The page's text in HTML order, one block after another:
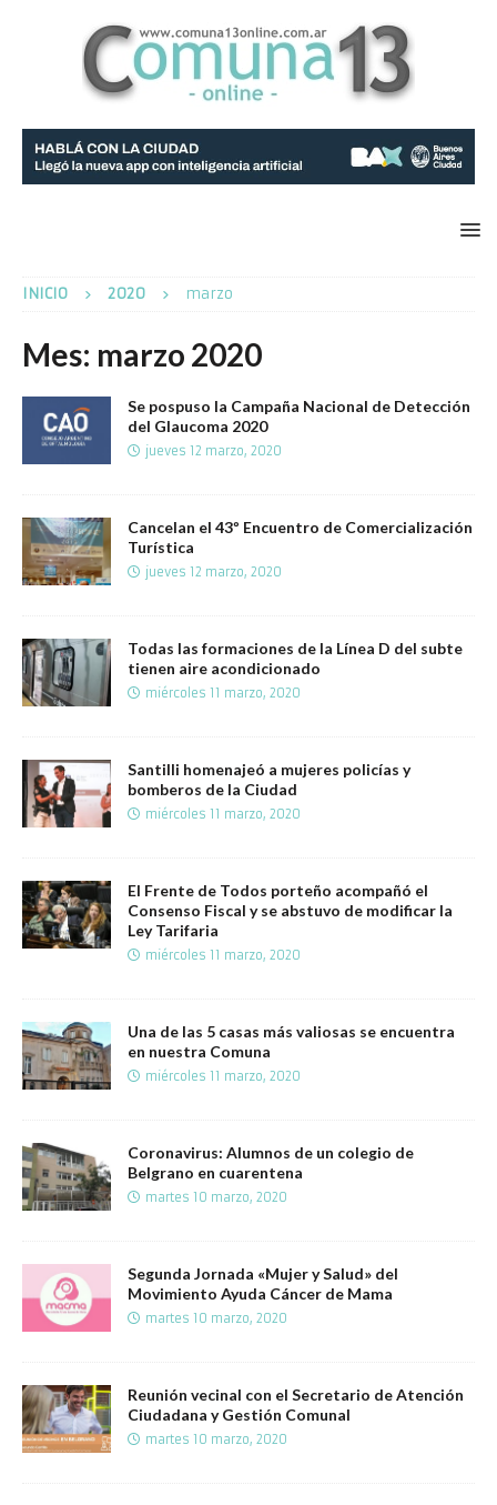
INICIO 2020 marzo
Mes: marzo 2020
Se pospuso la Campaña Nacional de Detección
del Glaucoma 2020
jueves 12 marzo, 2020
Cancelan el 43º Encuentro de Comercialización
Turística
jueves 12 marzo, 2020
Todas las formaciones de la Línea D del subte
tienen aire acondicionado
miércoles 11 marzo, 2020
Santilli homenajeó a mujeres policías y
bomberos de la Ciudad
miércoles 11 marzo, 2020
El Frente de Todos porteño acompañó el
Consenso Fiscal y se abstuvo de modificar la
Ley Tarifaria
miércoles 11 marzo, 2020
Una de las 5 casas más valiosas se encuentra
en nuestra Comuna
miércoles 11 marzo, 2020
Coronavirus: Alumnos de un colegio de
Belgrano en cuarentena
martes 10 marzo, 2020
Segunda Jornada «Mujer y Salud» del
Movimiento Ayuda Cáncer de Mama
martes 10 marzo, 2020
Reunión vecinal con el Secretario de Atención
Ciudadana y Gestión Comunal
martes 10 marzo, 2020